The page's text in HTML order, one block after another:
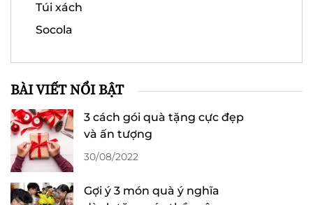
Túi xách
Socola
BÀI VIẾT NỔI BẬT
3 cách gói quà tặng cực đẹp
và ấn tượng
30/08/2022
Gợi ý 3 món quà ý nghĩa